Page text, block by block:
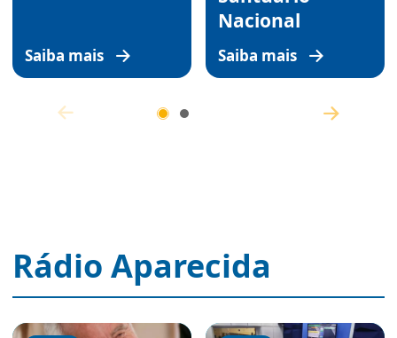
Saiba mais
Nacional
Saiba mais
Rádio Aparecida